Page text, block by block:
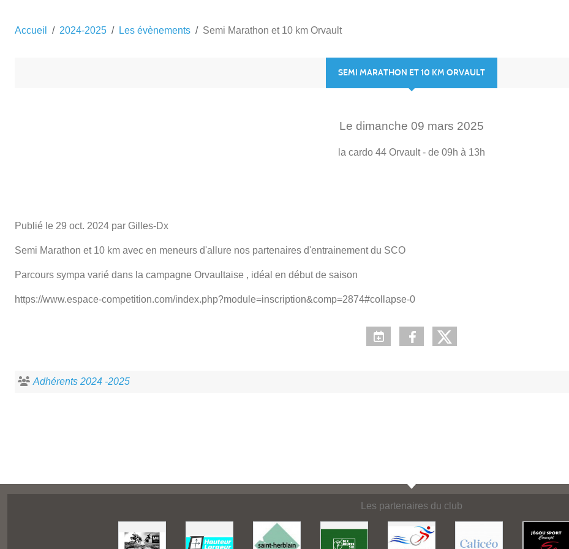
Accueil 2024-2025 Les évènements Semi Marathon et 10 km Orvault
SEMI MARATHON ET 10 KM ORVAULT
Le dimanche 09 mars 2025
la cardo 44 Orvault- de 09h à 13h
Publié le 29 oct. 2024 par Gilles-Dx
Semi Marathon et 10 km avec en meneurs d'allure nos partenaires d'entrainement du SCO
Parcours sympa varié dans la campagne Orvaultaise , idéal en début de saison
https://www.espace-competition.com/index.php?module=inscription&comp=2874#collapse-0
Adhérents 2024 -2025
Les partenaires du club